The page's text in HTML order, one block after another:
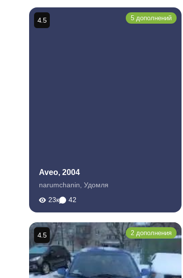
Aveo, 2004
narumchanin Удомля
23к
42
4.5 5 дополнений
4.5 2 дополнения